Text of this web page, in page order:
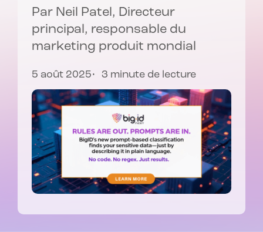
Par Neil Patel, Directeur
principal, responsable du
marketing produit mondial
5 août 2025 3 minute de lecture